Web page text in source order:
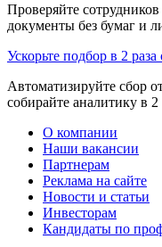
Проверяйте
документы без бумаг и
Ускорьте подбор в 2 раза
Автоматизируйте сбор
собирайте аналитику в 2
О компании
Наши вакансии
Партнерам
Реклама на сайте
Новости и статьи
Инвесторам
Кандидаты по